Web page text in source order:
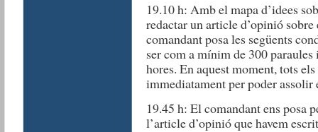
19.10 h: Amb el mapa d’idees
redactar un article d’opinió
comandant posa les següents
ser com a mínim de 300 paraules
hores. En aquest moment, tots
immediatament per poder assolir
19.45 h: El comandant ens posa
l’article d’opinió que havem